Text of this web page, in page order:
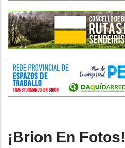
¡Brion En Fotos!